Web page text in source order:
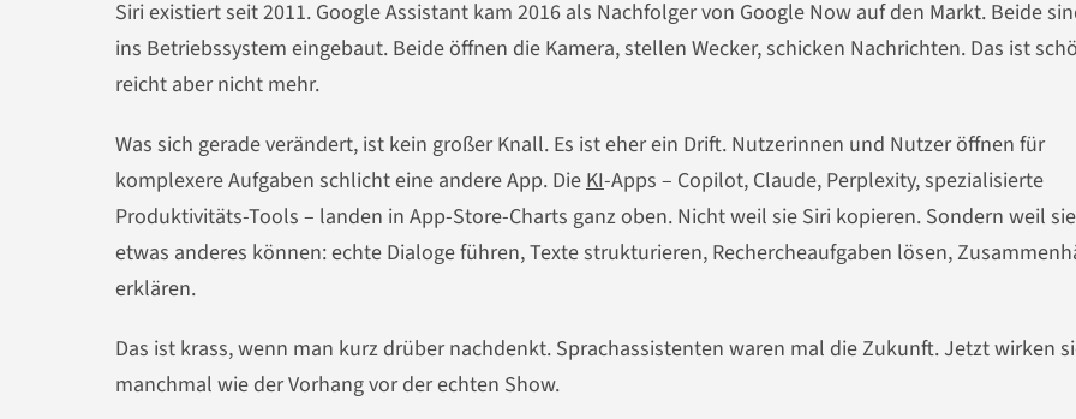
Siri existiert seit 2011. Google Assistant kam 2016 als Nachfolger von Google Now auf den Markt. Beide
ins Betriebssystem eingebaut. Beide öffnen die Kamera, stellen Wecker, schicken Nachrichten. Das ist
reicht aber nicht mehr.
Was sich gerade verändert, ist kein großer Knall. Es ist eher ein Drift. Nutzerinnen und Nutzer öffnen für
komplexere Aufgaben schlicht eine andere App. Die KI-Apps – Copilot, Claude, Perplexity, spezialisierte
Produktivitäts-Tools – landen in App-Store-Charts ganz oben. Nicht weil sie Siri kopieren. Sondern weil sie
etwas anderes können: echte Dialoge führen, Texte strukturieren, Rechercheaufgaben lösen,
erklären.
Das ist krass, wenn man kurz drüber nachdenkt. Sprachassistenten waren mal die Zukunft. Jetzt wirken
manchmal wie der Vorhang vor der echten Show.